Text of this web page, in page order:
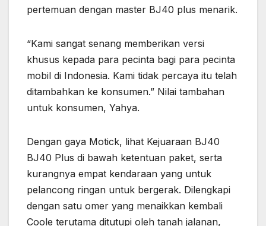
pertemuan dengan master BJ40 plus menarik.
“Kami sangat senang memberikan versi
khusus kepada para pecinta bagi para pecinta
mobil di Indonesia. Kami tidak percaya itu telah
ditambahkan ke konsumen.” Nilai tambahan
untuk konsumen, Yahya.
Dengan gaya Motick, lihat Kejuaraan BJ40
BJ40 Plus di bawah ketentuan paket, serta
kurangnya empat kendaraan yang untuk
pelancong ringan untuk bergerak. Dilengkapi
dengan satu omer yang menaikkan kembali
Coole terutama ditutupi oleh tanah jalanan,